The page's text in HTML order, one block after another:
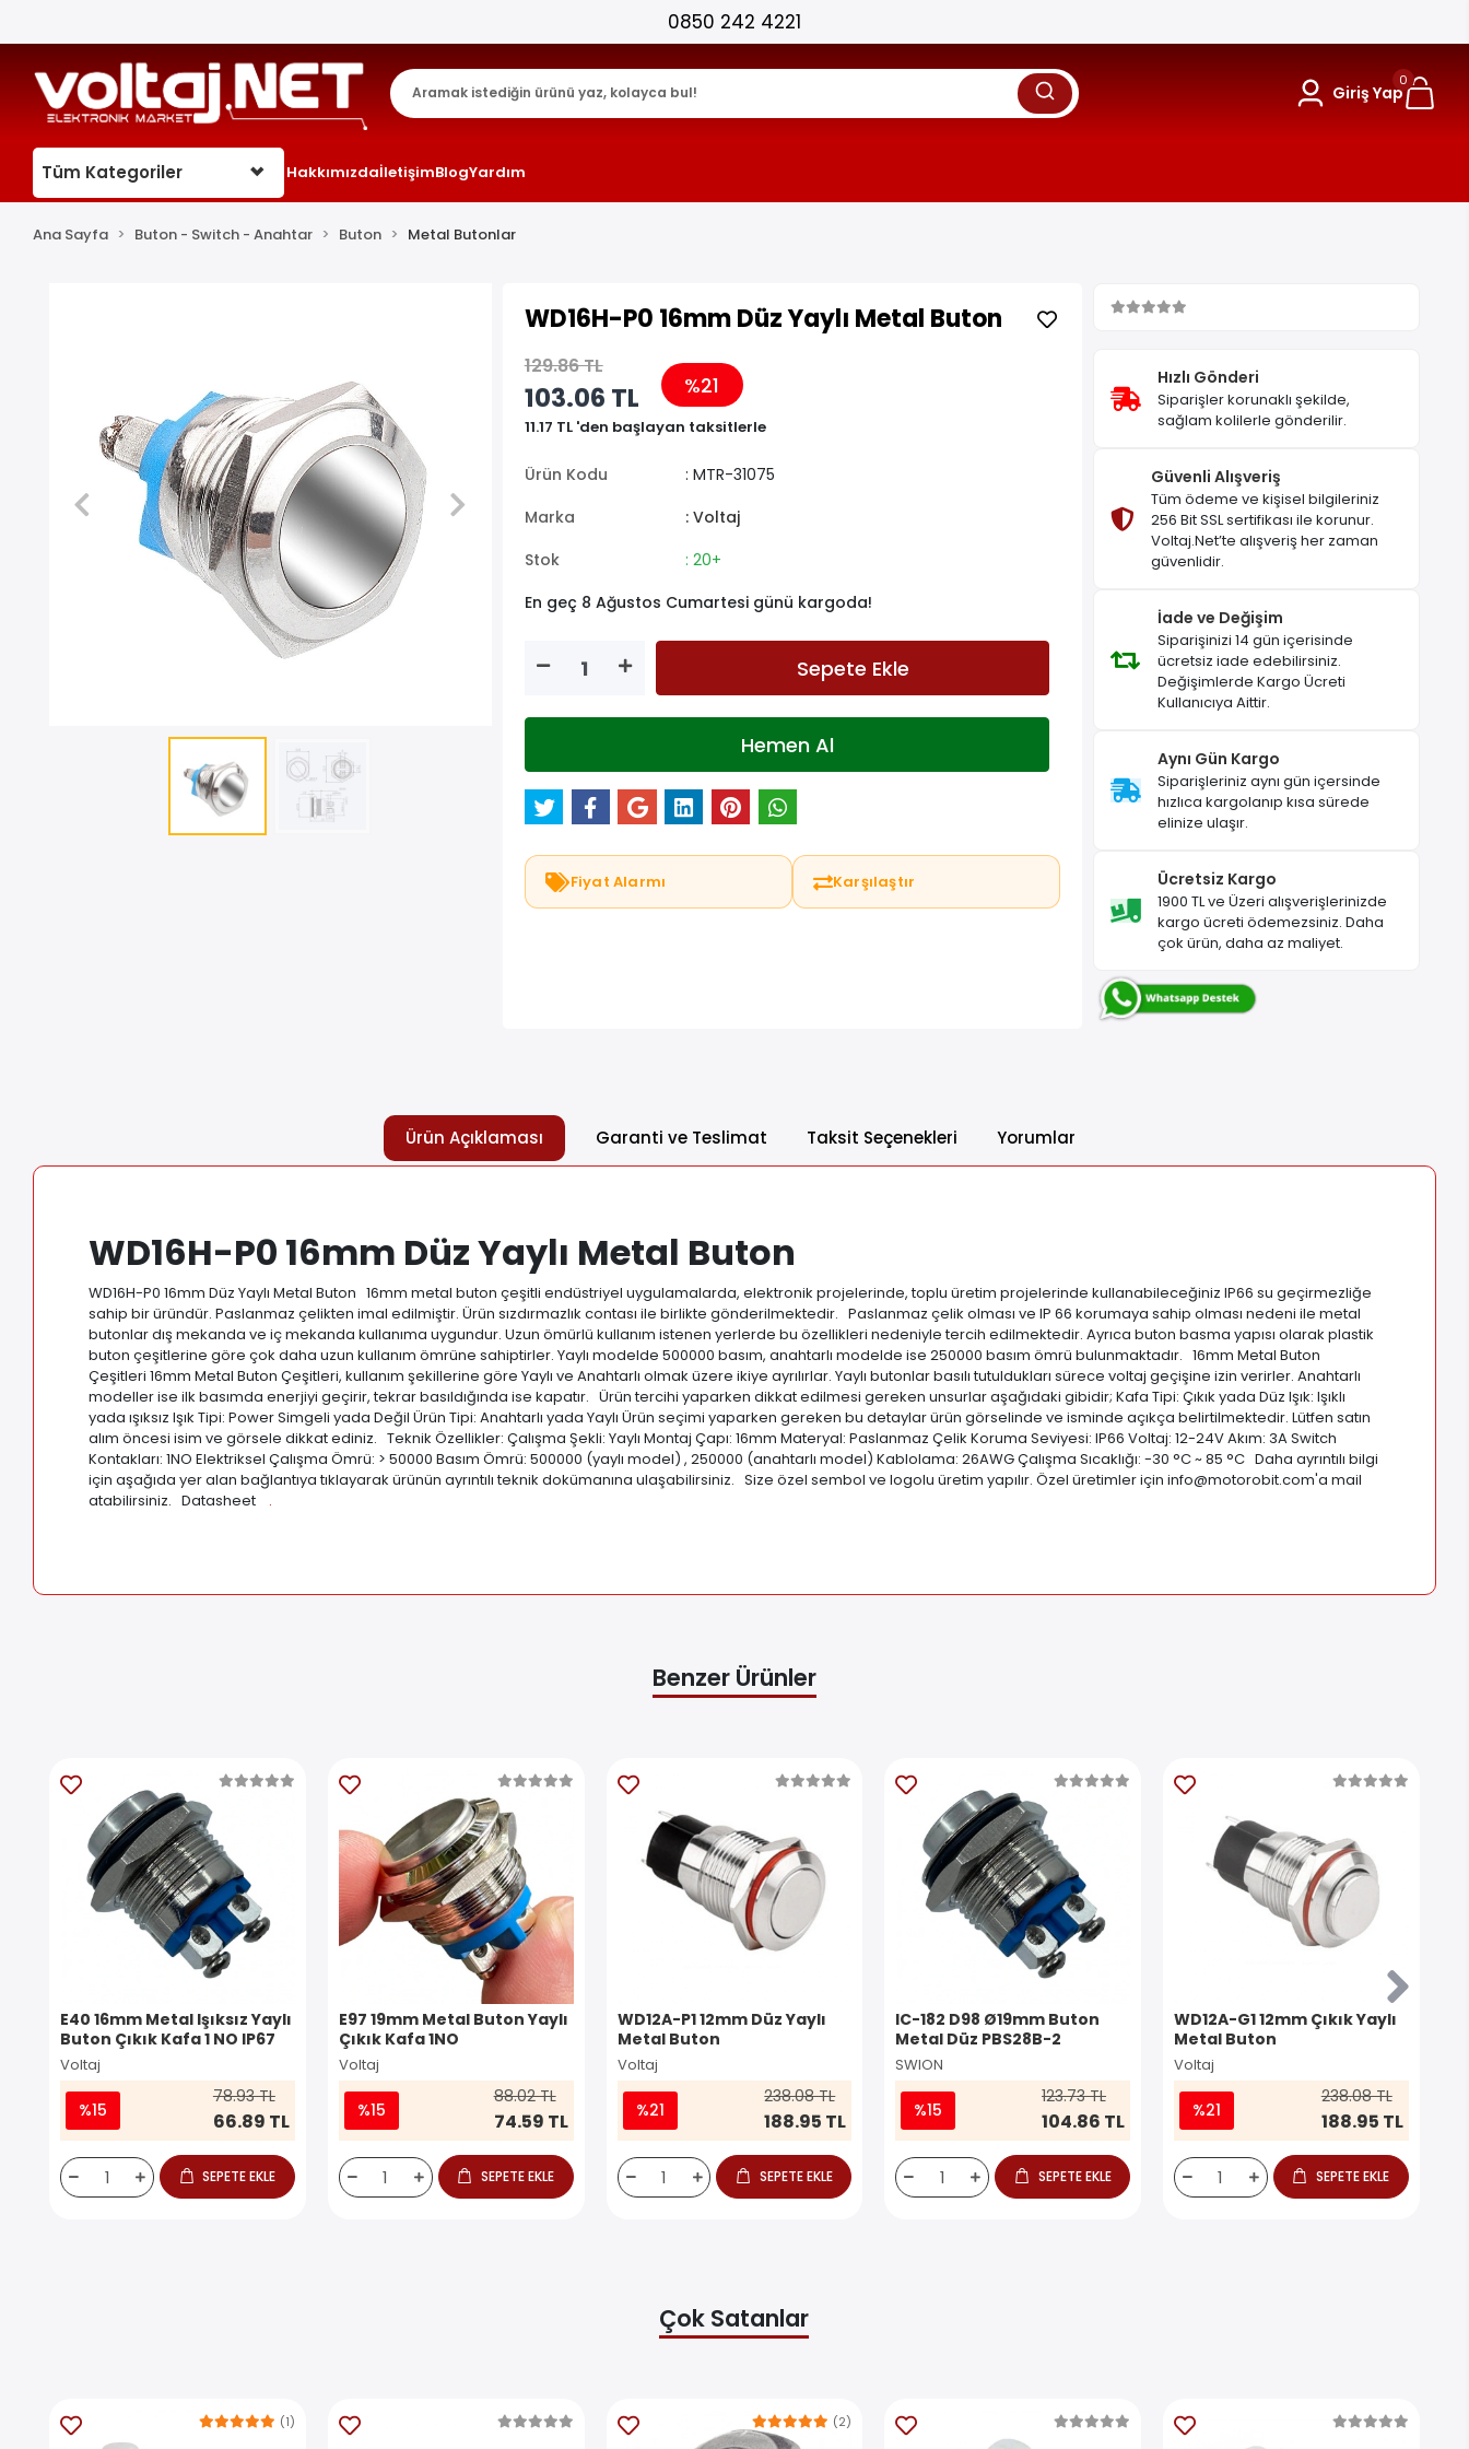
25.000+ AKTİF ÜRÜN !
Giriş Yap
0
Tüm Kategoriler HakkımızdaİletişimBlogYardım
Ana Sayfa Buton - Switch - Anahtar Buton Metal Butonlar
WD16H-P0 16mm Düz Yaylı Metal Buton
129.86 TL
103.06 TL %21
11.17 TL 'den başlayan taksitlerle
Ürün Kodu
: MTR-31075
Marka
: Voltaj
Stok
: 20+
En geç 8 Ağustos Cumartesi günü kargoda!
Sepete Ekle
Hemen Al
Fiyat Alarmı Karşılaştır
Hızlı Gönderi
Siparişler korunaklı şekilde,
sağlam kolilerle gönderilir.
Güvenli Alışveriş
Tüm ödeme ve kişisel bilgileriniz
256 Bit SSL sertifikası ile korunur.
Voltaj.Net’te alışveriş her zaman
güvenlidir.
İade ve Değişim
Siparişinizi 14 gün içerisinde
ücretsiz iade edebilirsiniz.
Değişimlerde Kargo Ücreti
Kullanıcıya Aittir.
Aynı Gün Kargo
Siparişleriniz aynı gün içersinde
hızlıca kargolanıp kısa sürede
elinize ulaşır.
Ücretsiz Kargo
1900 TL ve Üzeri alışverişlerinizde
kargo ücreti ödemezsiniz. Daha
çok ürün, daha az maliyet.
Ürün Açıklaması Garanti ve Teslimat Taksit Seçenekleri Yorumlar
WD16H-P0 16mm Düz Yaylı Metal Buton
WD16H-P0 16mm Düz Yaylı Metal Buton 16mm metal buton çeşitli endüstriyel uygulamalarda, elektronik projelerinde, toplu üretim projelerinde kullanabileceğiniz IP66 su geçirmezliğe
sahip bir üründür. Paslanmaz çelikten imal edilmiştir. Ürün sızdırmazlık contası ile birlikte gönderilmektedir. Paslanmaz çelik olması ve IP 66 korumaya sahip olması nedeni ile metal
butonlar dış mekanda ve iç mekanda kullanıma uygundur. Uzun ömürlü kullanım istenen yerlerde bu özellikleri nedeniyle tercih edilmektedir. Ayrıca buton basma yapısı olarak plastik
buton çeşitlerine göre çok daha uzun kullanım ömrüne sahiptirler. Yaylı modelde 500000 basım, anahtarlı modelde ise 250000 basım ömrü bulunmaktadır. 16mm Metal Buton
Çeşitleri 16mm Metal Buton Çeşitleri, kullanım şekillerine göre Yaylı ve Anahtarlı olmak üzere ikiye ayrılırlar. Yaylı butonlar basılı tutuldukları sürece voltaj geçişine izin verirler. Anahtarlı
modeller ise ilk basımda enerjiyi geçirir, tekrar basıldığında ise kapatır. Ürün tercihi yaparken dikkat edilmesi gereken unsurlar aşağıdaki gibidir; Kafa Tipi: Çıkık yada Düz Işık: Işıklı
yada ışıksız Işık Tipi: Power Simgeli yada Değil Ürün Tipi: Anahtarlı yada Yaylı Ürün seçimi yaparken gereken bu detaylar ürün görselinde ve isminde açıkça belirtilmektedir. Lütfen satın
alım öncesi isim ve görsele dikkat ediniz. Teknik Özellikler: Çalışma Şekli: Yaylı Montaj Çapı: 16mm Materyal: Paslanmaz Çelik Koruma Seviyesi: IP66 Voltaj: 12-24V Akım: 3A Switch
Kontakları: 1NO Elektriksel Çalışma Ömrü: > 50000 Basım Ömrü: 500000 (yaylı model) , 250000 (anahtarlı model) Kablolama: 26AWG Çalışma Sıcaklığı: -30 °C ~ 85 °C Daha ayrıntılı bilgi
için aşağıda yer alan bağlantıya tıklayarak ürünün ayrıntılı teknik dokümanına ulaşabilirsiniz. Size özel sembol ve logolu üretim yapılır. Özel üretimler içininfo@motorobit.com'a mail
atabilirsiniz. Datasheet .
Benzer Ürünler
E40 16mm Metal Işıksız Yaylı
Buton Çıkık Kafa 1 NO IP67
Voltaj
%15
78.93 TL
66.89 TL
SEPETE EKLE
E97 19mm Metal Buton Yaylı
Çıkık Kafa 1NO
Voltaj
%15
88.02 TL
74.59 TL
SEPETE EKLE
WD12A-P1 12mm Düz Yaylı
Metal Buton
Voltaj
%21
238.08 TL
188.95 TL
SEPETE EKLE
IC-182 D98 Ø19mm Buton
Metal Düz PBS28B-2
SWION
%15
123.73 TL
104.86 TL
SEPETE EKLE
WD12A-G1 12mm Çıkık Yaylı
Metal Buton
Voltaj
%21
238.08 TL
188.95 TL
SEPETE EKLE
Çok Satanlar
(1) (2)